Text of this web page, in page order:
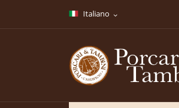
Italiano